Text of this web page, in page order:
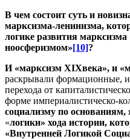
В чем состоит суть и
марксизма-ленинизма,
логике развития
ноосферизмом»[10]?
И «марксизм XIXвека», и
раскрывали формационные,
перехода от
форме империалистическо-
социализму по основаниям,
«логики» хода истории,
«Внутренней Логикой